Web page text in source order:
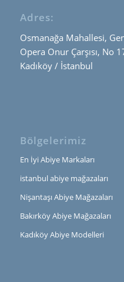
Adres:
Osmanağa Mahallesi,
Opera Onur Çarşısı, No
Kadıköy / İstanbul
Bölgelerimiz
En İyi Abiye Markaları
istanbul abiye mağazaları
Nişantaşı Abiye Mağazaları
Bakırköy Abiye Mağazaları
Kadıköy Abiye Modelleri